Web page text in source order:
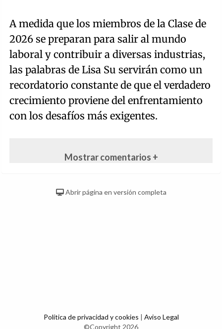
A medida que los miembros de la Clase de
2026 se preparan para salir al mundo
laboral y contribuir a diversas industrias,
las palabras de Lisa Su servirán como un
recordatorio constante de que el verdadero
crecimiento proviene del enfrentamiento
con los desafíos más exigentes.
Mostrar comentarios +
Abrir página en versión completa
Política de privacidad y cookies | Aviso Legal
©Copyright 2026